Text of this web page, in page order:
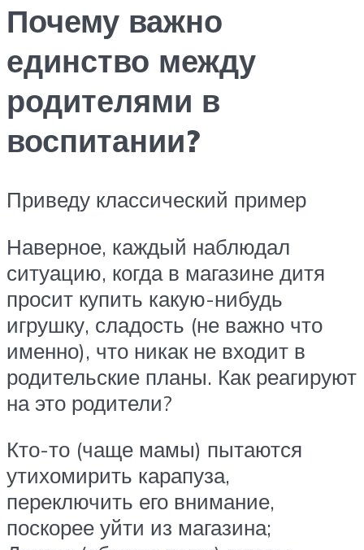
Почему важно
единство между
родителями в
воспитании?
Приведу классический пример
Наверное, каждый наблюдал
ситуацию, когда в магазине дитя
просит купить какую-нибудь
игрушку, сладость (не важно что
именно), что никак не входит в
родительские планы. Как реагируют
на это родители?
Кто-то (чаще мамы) пытаются
утихомирить карапуза,
переключить его внимание,
поскорее уйти из магазина;